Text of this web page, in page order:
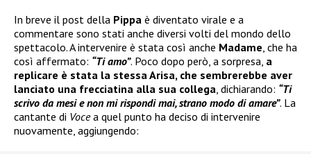
In breve il post della Pippa è diventato virale e a
commentare sono stati anche diversi volti del mondo dello
spettacolo. A intervenire è stata così anche Madame, che ha
così affermato: “Ti amo”. Poco dopo però, a sorpresa, a
replicare è stata la stessa Arisa, che sembrerebbe aver
lanciato una frecciatina alla sua collega, dichiarando: “Ti
scrivo da mesi e non mi rispondi mai, strano modo di amare”. La
cantante di Vocea quel punto ha deciso di intervenire
nuovamente, aggiungendo: